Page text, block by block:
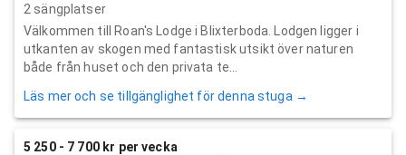
2 sängplatser
Välkommen till Roan's Lodge i Blixterboda. Lodgen ligger i
utkanten av skogen med fantastisk utsikt över naturen
både från huset och den privata te...
Läs mer och se tillgänglighet för denna stuga →
5 250 - 7 700 kr per vecka